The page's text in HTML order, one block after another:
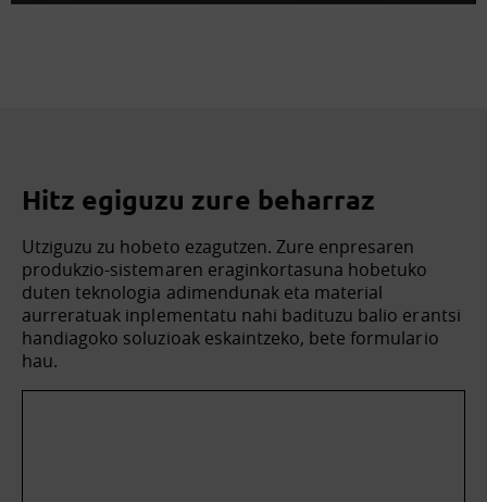
Hitz egiguzu zure beharraz
Utziguzu zu hobeto ezagutzen. Zure enpresaren
produkzio-sistemaren eraginkortasuna hobetuko
duten teknologia adimendunak eta material
aurreratuak inplementatu nahi badituzu balio erantsi
handiagoko soluzioak eskaintzeko, bete formulario
hau.